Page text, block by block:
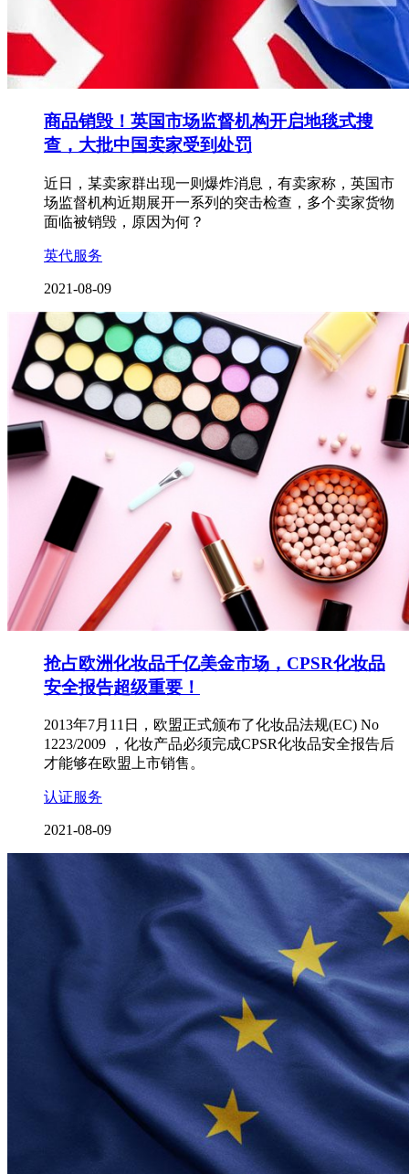
商品销毁！英国市场监督机构开启地毯式搜
查，大批中国卖家受到处罚
近日，某卖家群出现一则爆炸消息，有卖家称，英国市
场监督机构近期展开一系列的突击检查，多个卖家货物
面临被销毁，原因为何？
英代服务
2021-08-09
抢占欧洲化妆品千亿美金市场，CPSR化妆品
安全报告超级重要！
2013年7月11日，欧盟正式颁布了化妆品法规(EC) No
1223/2009 ，化妆产品必须完成CPSR化妆品安全报告后
才能够在欧盟上市销售。
认证服务
2021-08-09